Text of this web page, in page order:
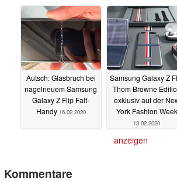
Autsch: Glasbruch bei
nagelneuem Samsung
Galaxy Z Flip Falt-
Handy 16.02.2020
Samsung Galaxy Z
Thom Browne
exklusiv auf der
York Fashion Week
13.02.2020
anzeigen
Kommentare